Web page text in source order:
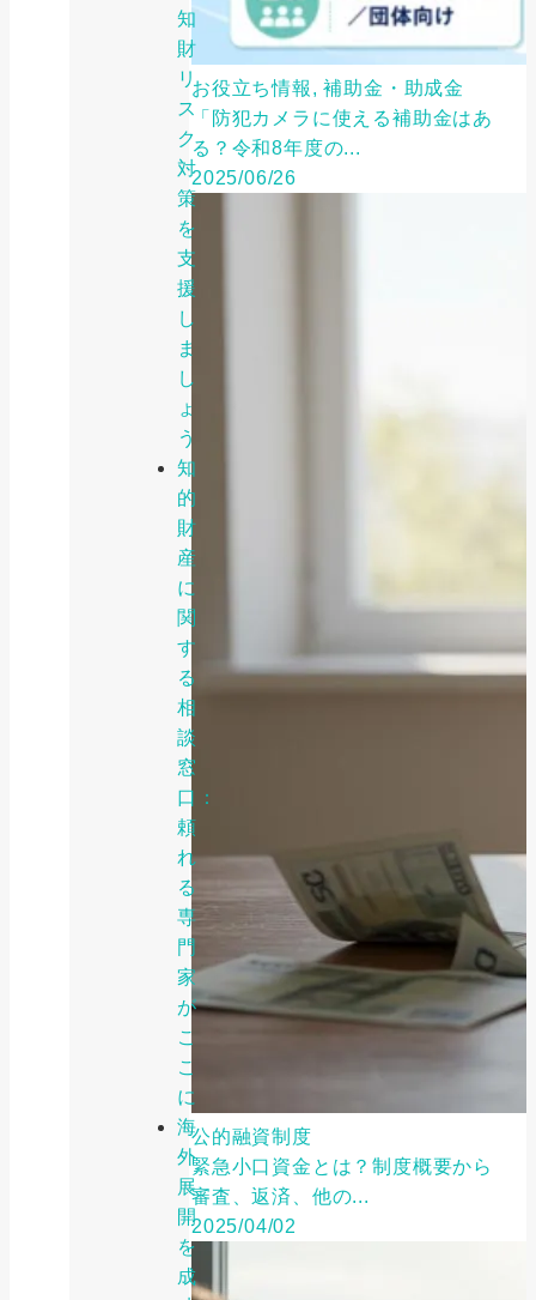
知
財
リ
ス
ク
対
策
を
支
援
し
ま
し
ょ
う
知
的
財
産
に
関
す
る
相
談
窓
口：
頼
れ
る
専
門
家
が
こ
こ
に
海
外
展
開
を
成
お役立ち情報, 補助金・助成金
「防犯カメラに使える補助金はあ
る？令和8年度の...
2025/06/26
公的融資制度
緊急小口資金とは？制度概要から
審査、返済、他の...
2025/04/02